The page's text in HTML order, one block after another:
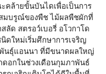
ล้ายขั้นบันไดเพื่อเป็นการ
มบรูณ์ของพืช ไม้ผลพืชผักที่
ลัด สตรอว์เบอรี่ อโวกาโด
ดใหม่เริ่มศึกษาการเจริญ
นธุ์แอนนา ที่มีขนาดผลใหญ่
ดอกในช่วงเดือนกุมภาพันธ์